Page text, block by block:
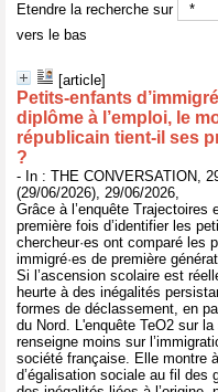
Etendre la recherche sur
vers le bas
[article]
Petits‑enfants
diplôme à l’emploi, le
républicain tient‑il ses
?
- In : THE CONVERSATION,
(29/06/2026), 29/06/2026,
Grâce à l’enquête Trajectoires
première fois d’identifier les
chercheur·es ont comparé les
immigré·es de première
Si l’ascension scolaire est
heurte à des inégalités
formes de déclassement, en
du Nord. L'enquête TeO2 sur
renseigne moins sur
société française. Elle montre
d’égalisation sociale au fil des